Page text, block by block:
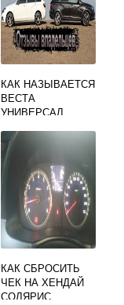
КАК НАЗЫВАЕТСЯ
ВЕСТА
УНИВЕРСАЛ
КАК СБРОСИТЬ
ЧЕК НА ХЕНДАЙ
СОЛЯРИС